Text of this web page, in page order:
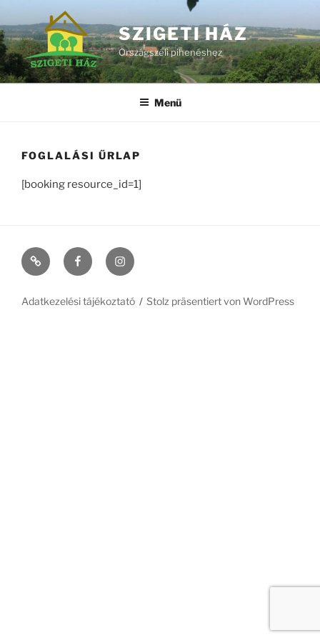
Inhalt
springen
SZIGETI HÁZ
Országszéli pihenéshez
Menü
FOGLALÁSI ŰRLAP
[booking resource_id=1]
Szécsiszigeti
vendégház
#11
(kein
#368
(kein
Adatkezelési tájékoztató Stolz präsentiert von WordPress